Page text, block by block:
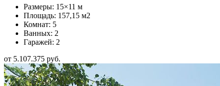
Размеры: 15×11 м
Площадь: 157,15 м2
Комнат: 5
Ванных: 2
Гаражей: 2
от 5.107.375 руб.